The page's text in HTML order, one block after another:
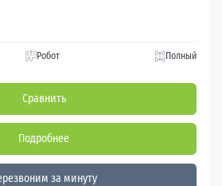
Робот Полный
Сравнить
Подробнее
за минуту